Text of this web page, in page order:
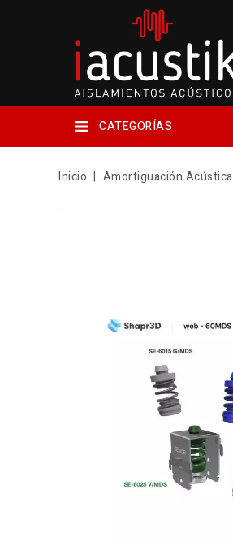
CATEGORÍAS
Inicio Amortiguación Acústica